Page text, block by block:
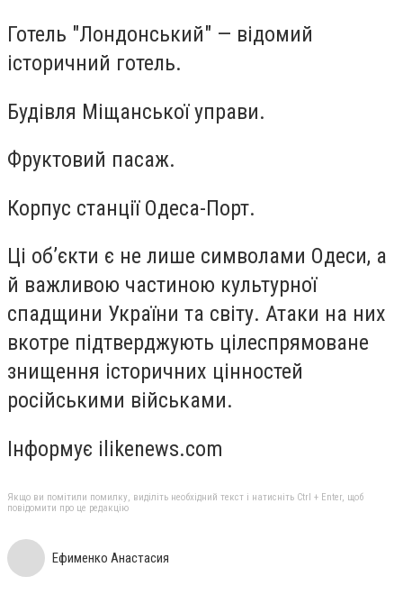
Готель "Лондонський" — відомий
історичний готель.
Будівля Міщанської управи.
Фруктовий пасаж.
Корпус станції Одеса-Порт.
Ці об’єкти є не лише символами Одеси, а
й важливою частиною культурної
спадщини України та світу. Атаки на них
вкотре підтверджують цілеспрямоване
знищення історичних цінностей
російськими військами.
Інформує ilikenews.com
Якщо ви помітили помилку, виділіть необхідний текст і натисніть Ctrl + Enter, щоб
повідомити про це редакцію
Ефименко Анастасия